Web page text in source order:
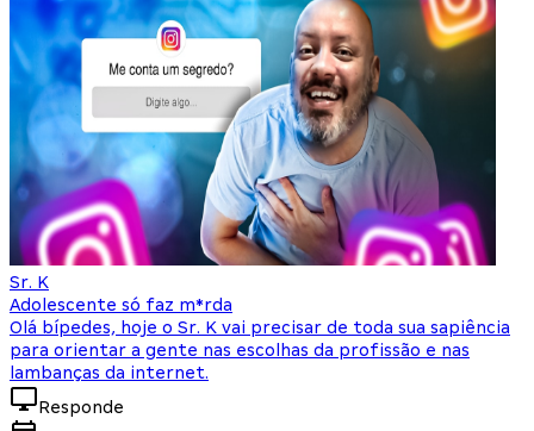
Sr. K
Adolescente só faz m*rda
Olá bípedes, hoje o Sr. K vai precisar de toda sua sapiência
para orientar a gente nas escolhas da profissão e nas
lambanças da internet.
Responde